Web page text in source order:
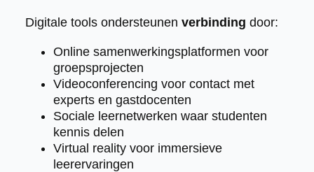
Digitale tools ondersteunen verbinding door:
Online samenwerkingsplatformen voor
groepsprojecten
Videoconferencing voor contact met
experts en gastdocenten
Sociale leernetwerken waar studenten
kennis delen
Virtual reality voor immersieve
leerervaringen